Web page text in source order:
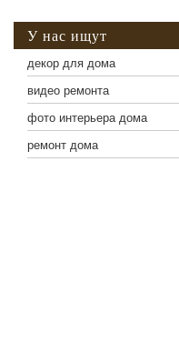
У нас ищут
декор для дома
видео ремонта
фото интерьера дома
ремонт дома